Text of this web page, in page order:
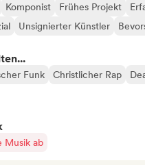
Komponist Frühes Projekt
Unsignierter Künstler
Funk Christlicher Rap
Musik ab